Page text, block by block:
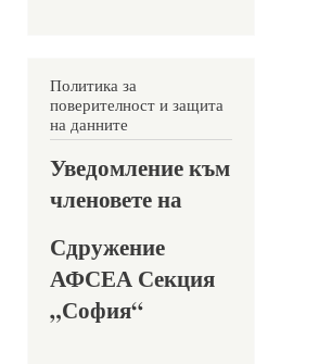
Политика за
поверителност и защита
на данните
Уведомление към
членовете на
Сдружение
АФСЕА Секция
„София“